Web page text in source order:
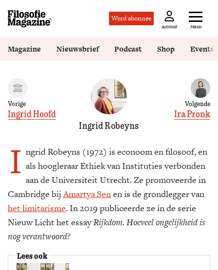
Word abonnee
Account Menu
Magazine Nieuwsbrief Podcast Shop Events
Vorige
Ingrid Hoofd
Ingrid Robeyns
Volgende
Ira Pronk
I ngrid Robeyns (1972) is econoom en filosoof, en
als hoogleraar Ethiek van Instituties verbonden
aan de Universiteit Utrecht. Ze promoveerde in
Cambridge bijAmartya Senen is de grondlegger van
het limitarisme. In 2019 publiceerde ze in de serie
Nieuw Licht het essayRijkdom. Hoeveel ongelijkheid is
nog verantwoord?
Lees ook